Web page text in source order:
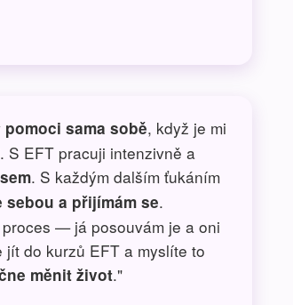
pomoci sama sobě, když je mi
S EFT pracuji intenzivně a
. S každým dalším ťukáním
sebou a přijímám se.
— já posouvám je a oni
do kurzů EFT a myslíte to
měnit život."